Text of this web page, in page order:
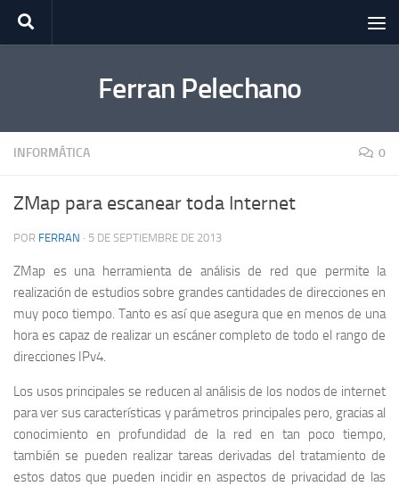
Saltar al contenido
Ferran Pelechano
INFORMÁTICA 0
ZMap para escanear toda Internet
POR FERRAN · 5 DE SEPTIEMBRE DE 2013
ZMap es una herramienta de análisis de red que permite la
realización de estudios sobre grandes cantidades de direcciones en
muy poco tiempo. Tanto es así que asegura que en menos de una
hora es capaz de realizar un escáner completo de todo el rango de
direcciones IPv4.
Los usos principales se reducen al análisis de los nodos de internet
para ver sus características y parámetros principales pero, gracias al
conocimiento en profundidad de la red en tan poco tiempo,
también se pueden realizar tareas derivadas del tratamiento de
estos datos que pueden incidir en aspectos de privacidad de las